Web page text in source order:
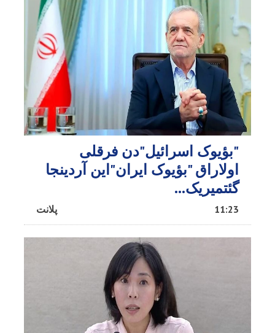
"بؤیوک اسرائیل"دن فرقلی
اولاراق "بؤیوک ایران"این آردینجا
گئتمیریک...
پلانت 11:23